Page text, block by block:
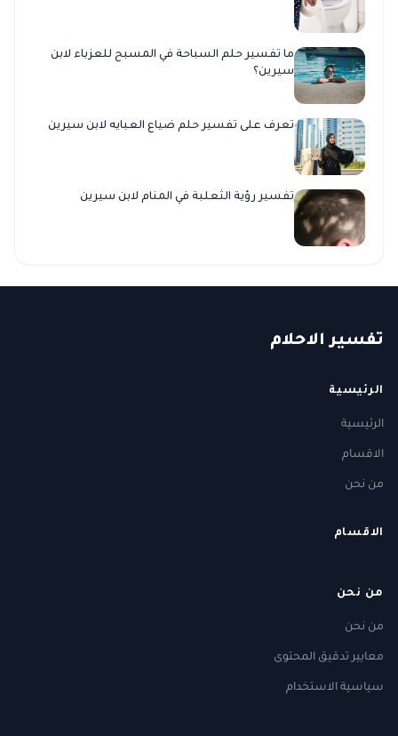
ما تفسير حلم السباحة في المسبح للعزباء لابن
سيرين؟
تعرف على تفسير حلم ضياع العبايه لابن سيرين
تفسير رؤية الثعلبة في المنام لابن سيرين
تفسير الاحلام
الرئيسية
الرئيسية
الاقسام
من نحن
الاقسام
من نحن
من نحن
معايير تدقيق المحتوى
سياسية الاستخدام